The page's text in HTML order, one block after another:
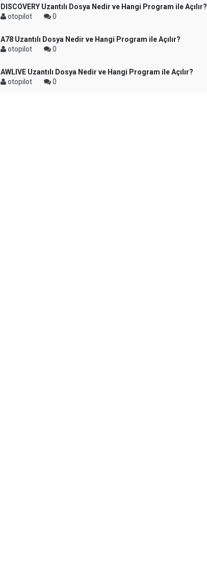
DISCOVERY Uzantılı Dosya Nedir ve Hangi Program ile Açılır?
otopilot
0
A78 Uzantılı Dosya Nedir ve Hangi Program ile Açılır?
otopilot
0
AWLIVE Uzantılı Dosya Nedir ve Hangi Program ile Açılır?
otopilot
0